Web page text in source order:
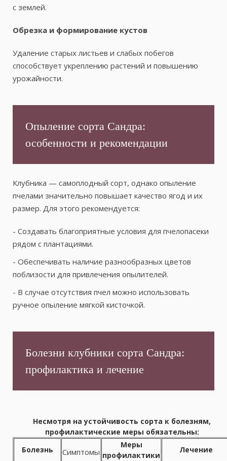
с землей.
Обрезка и формирование кустов
Удаление старых листьев и слабых побегов
способствует укреплению растений и повышению
урожайности.
Опыление сорта Сандра:
особенности и рекомендации
Клубника — самоплодный сорт, однако опыление
пчелами значительно повышает качество ягод и их
размер. Для этого рекомендуется:
- Создавать благоприятные условия для пчелопасеки
рядом с плантациями.
- Обеспечивать наличие разнообразных цветов
поблизости для привлечения опылителей.
- В случае отсутствия пчел можно использовать
ручное опыление мягкой кисточкой.
Болезни клубники сорта Сандра:
профилактика и лечение
Несмотря на устойчивость сорта к болезням,
профилактические меры обязательны:
Болезнь
Симптомы
Меры
профилактики
Лечение